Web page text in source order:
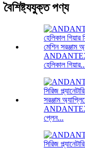
বৈশিষ্ট্যযুক্ত পণ্য
ANDANTEX
হেলিকাল
ANDANTEX
প্লেন...